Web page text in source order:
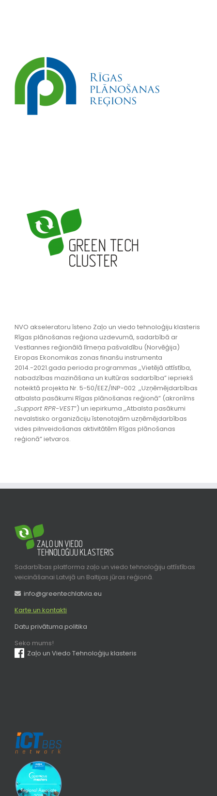
NVO akseleratoru īsteno Zaļo un viedo tehnoloģiju klasteris
Rīgas plānošanas reģiona uzdevumā, sadarbībā ar
Vestlannes reģionālā līmeņa pašvaldību (Norvēģija)
Eiropas Ekonomikas zonas finanšu instrumenta
2014.-2021.gada perioda programmas ,,Vietējā attīstība,
nabadzības mazināšana un kultūras sadarbība” iepriekš
noteiktā projekta Nr. 5-50/EEZ/INP-002 ,,Uzņēmējdarbības
atbalsta pasākumi Rīgas plānošanas reģionā” (akronīms
„Support RPR-VEST”) un iepirkuma ,,Atbalsta pasākumi
nevalstisko organizāciju īstenotajām uzņēmējdarbības
vides pilnveidošanas aktivitātēm Rīgas plānošanas
reģionā” ietvaros.
Sadarbības platforma zaļo un viedo tehnoloģiju attīstības
veicināšanai Latvijā un Baltijas jūras reģionā.
info@greentechlatvia.eu
Karte un kontakti
Datu privātuma politika
Seko mums!
Zaļo un Viedo Tehnoloģiju klasteris